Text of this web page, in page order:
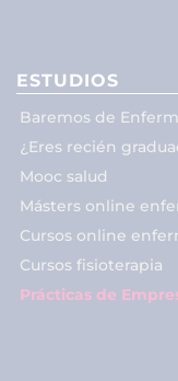
ESTUDIOS
Baremos de
¿Eres recién
Mooc salud
Másters online
Cursos online
Cursos fisioterapia
Prácticas de